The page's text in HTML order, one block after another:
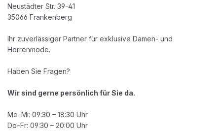
Neustädter Str. 39-41
35066 Frankenberg
Ihr zuverlässiger Partner für exklusive Damen- und
Herrenmode.
Haben Sie Fragen?
Wir sind gerne persönlich für Sie da.
Mo–Mi: 09:30 – 18:30 Uhr
Do–Fr: 09:30 – 20:00 Uhr